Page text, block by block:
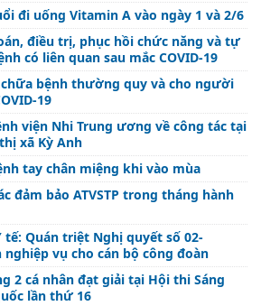
đi uống Vitamin A vào ngày 1 và 2/6
điều trị, phục hồi chức năng và tự
có liên quan sau mắc COVID-19
bệnh thường quy và cho người
19
viện Nhi Trung ương về công tác tại
xã Kỳ Anh
tay chân miệng khi vào mùa
đảm bảo ATVSTP trong tháng hành
tế: Quán triệt Nghị quyết số 02-
nghiệp vụ cho cán bộ công đoàn
2 cá nhân đạt giải tại Hội thi Sáng
lần thứ 16